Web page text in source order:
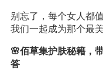
别忘了，每个女人都
我们一起成为那个最
🌸佰草集护肤秘籍，
答